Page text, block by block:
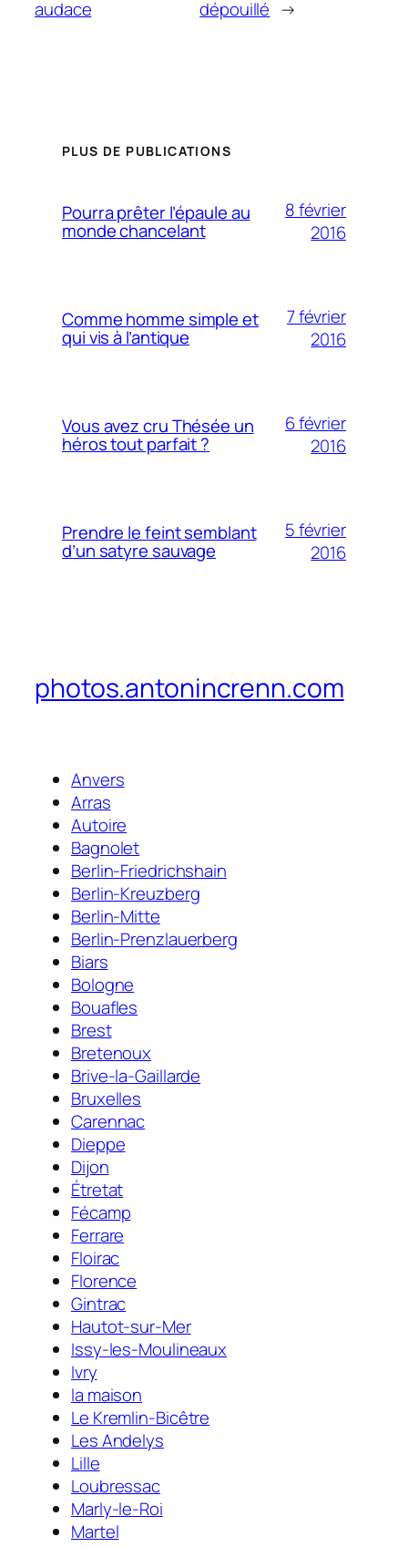
audace
dépouillé →
PLUS DE PUBLICATIONS
Pourra prêter l’épaule au
monde chancelant
8 février
2016
Comme homme simple et
qui vis à l’antique
7 février
2016
Vous avez cru Thésée un
héros tout parfait ?
6 février
2016
Prendre le feint semblant
d’un satyre sauvage
5 février
2016
photos.antonincrenn.com
Anvers
Arras
Autoire
Bagnolet
Berlin-Friedrichshain
Berlin-Kreuzberg
Berlin-Mitte
Berlin-Prenzlauerberg
Biars
Bologne
Bouafles
Brest
Bretenoux
Brive-la-Gaillarde
Bruxelles
Carennac
Dieppe
Dijon
Étretat
Fécamp
Ferrare
Floirac
Florence
Gintrac
Hautot-sur-Mer
Issy-les-Moulineaux
Ivry
la maison
Le Kremlin-Bicêtre
Les Andelys
Lille
Loubressac
Marly-le-Roi
Martel